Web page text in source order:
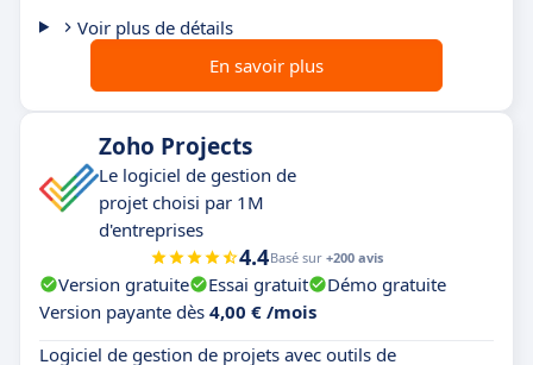
Voir plus de détails
En savoir plus
Zoho Projects
Le logiciel de gestion de
projet choisi par 1M
d'entreprises
4.4Basé sur +200 avis
Version gratuite Essai gratuit
Démo gratuite
Version payante dès 4,00 € /mois
Logiciel de gestion de projets avec outils de